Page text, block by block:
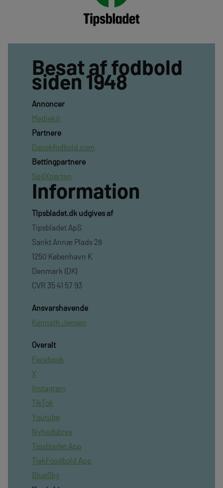
Besat af fodbold
siden 1948
Annoncer
Mediekit
Partnere
Danskfodbold.com
Bettingpartnere
SpilXperten
Information
TIpsbladet.dk udgives af
Tipsbladet ApS
Sankt Annæ Plads 28
1250 København K
Denmark (DK)
CVR 35 41 57 93
Ansvarshavende
Kenneth Jensen
Overalt
Facebook
X
Instagram
TikTok
Youtube
Nyhedsbrev
Tipsbladet App
TjekFoodbold App
BlueSky